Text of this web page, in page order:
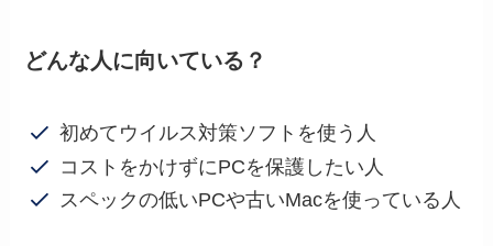
どんな人に向いている？
初めてウイルス対策ソフトを使う人
コストをかけずにPCを保護したい人
スペックの低いPCや古いMacを使っている人